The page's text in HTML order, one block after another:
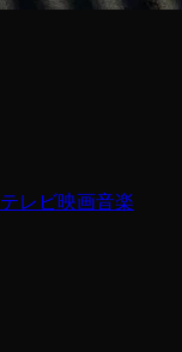
テレビ映画音楽